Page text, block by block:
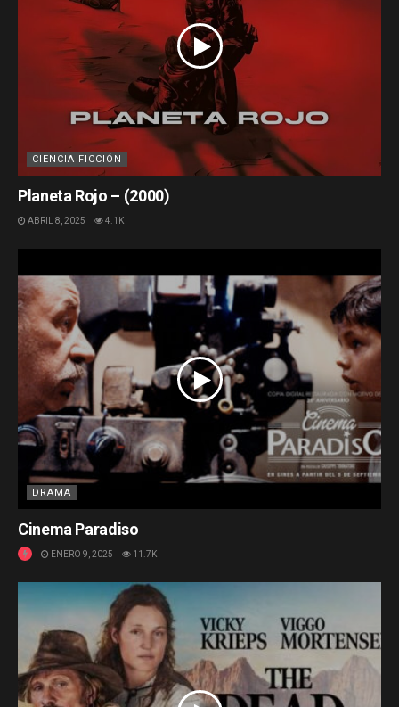
CIENCIA FICCIÓN
Planeta Rojo – (2000)
ABRIL 8, 2025 4.1K
DRAMA
Cinema Paradiso
ENERO 9, 2025 11.7K